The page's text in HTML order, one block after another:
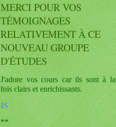
MERCI POUR VOS
TÉMOIGNAGES
RELATIVEMENT À CE
NOUVEAU GROUPE
D'ÉTUDES
J'adore vos cours car ils sont à la
fois clairs et enrichissants.
IS
**